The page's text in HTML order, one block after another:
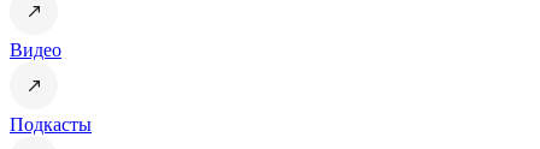
Видео
Подкасты